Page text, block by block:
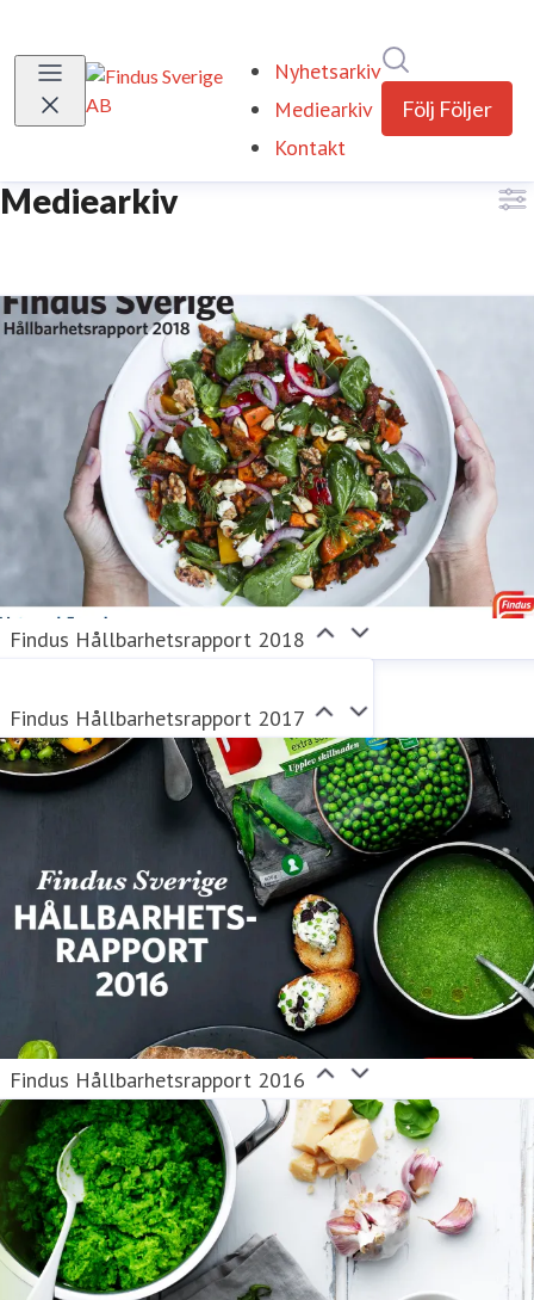
Nyhetsarkiv
Mediearkiv
Kontakt
Följ Följer
Mediearkiv
Findus Hållbarhetsrapport 2018
Findus Hållbarhetsrapport 2017
Findus Hållbarhetsrapport 2016